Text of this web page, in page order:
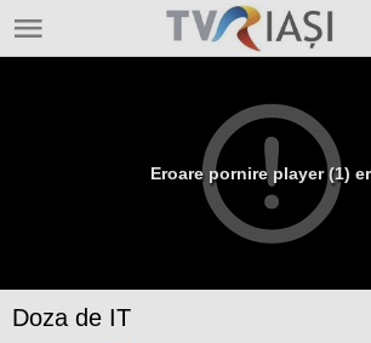
Eroare pornire player (1)
Doza de IT